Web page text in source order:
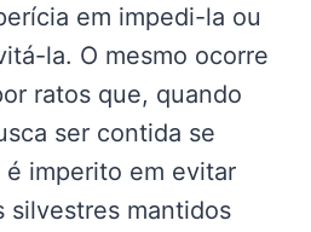
em impedi-la ou
la. O mesmo ocorre
ratos que, quando
ser contida se
imperito em evitar
silvestres mantidos